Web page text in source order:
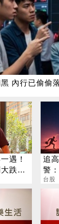
內行已偷偷
遇！
跌就
追
警
台股